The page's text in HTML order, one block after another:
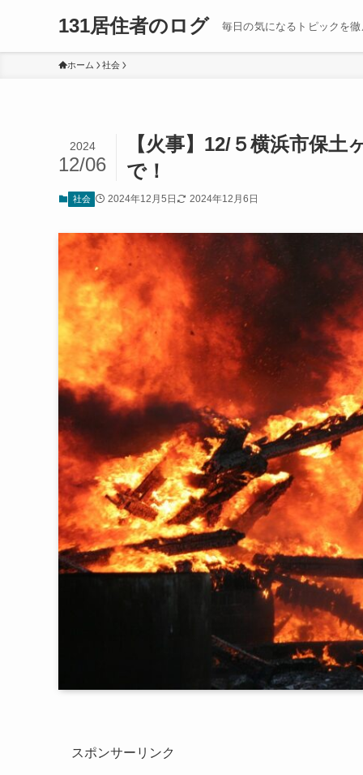
131居住者のログ 毎日の気になるトピックを
ホーム 社会
【火事】12/５横浜市保
で！
2024
12/06
社会 2024年12月5日 2024年12月6日
スポンサーリンク